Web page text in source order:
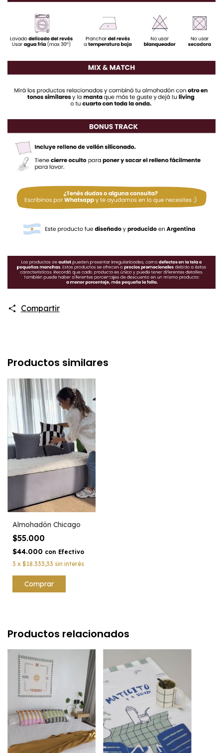
Compartir
Productos similares
Almohadón Chicago
$55.000
$44.000 con Efectivo
3 x $18.333,33 sin interés
Productos relacionados